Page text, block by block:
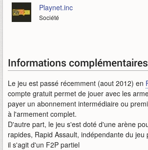
Playnet.inc
Société
Informations complémentaires
Le jeu est passé récemment (aout 2012) en
compte gratuit permet de jouer avec les
payer un abonnement intermédiaire ou
à l'armement complet.
D'autre part, le jeu s'est doté d'une arène
rapides, Rapid Assault, indépendante du jeu
il s'agit d'un F2P partiel